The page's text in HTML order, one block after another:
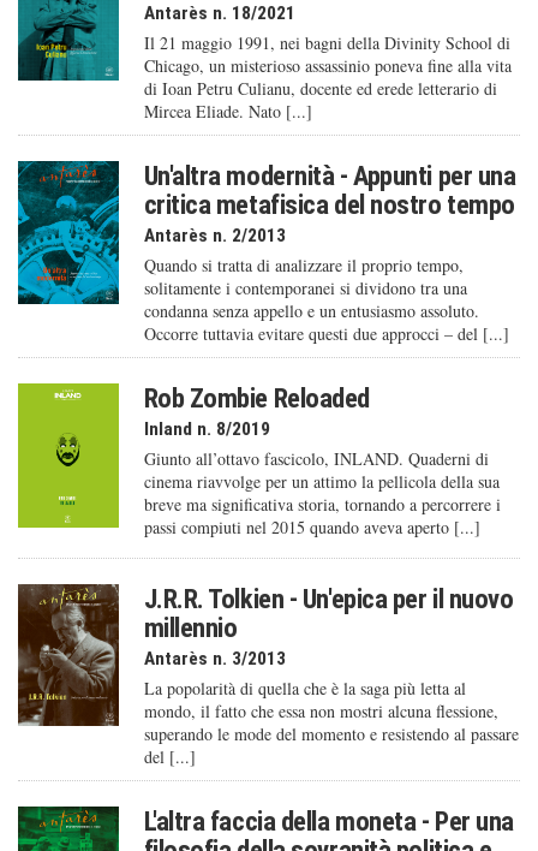
Antarès n. 18/2021
Il 21 maggio 1991, nei bagni della Divinity School di
Chicago, un misterioso assassinio poneva fine alla vita
di Ioan Petru Culianu, docente ed erede letterario di
Mircea Eliade. Nato [...]
Un'altra modernità - Appunti per una
critica metafisica del nostro tempo
Antarès n. 2/2013
Quando si tratta di analizzare il proprio tempo,
solitamente i contemporanei si dividono tra una
condanna senza appello e un entusiasmo assoluto.
Occorre tuttavia evitare questi due approcci – del [...]
Rob Zombie Reloaded
Inland n. 8/2019
Giunto all’ottavo fascicolo, INLAND. Quaderni di
cinema riavvolge per un attimo la pellicola della sua
breve ma significativa storia, tornando a percorrere i
passi compiuti nel 2015 quando aveva aperto [...]
J.R.R. Tolkien - Un'epica per il nuovo
millennio
Antarès n. 3/2013
La popolarità di quella che è la saga più letta al
mondo, il fatto che essa non mostri alcuna flessione,
superando le mode del momento e resistendo al passare
del [...]
L'altra faccia della moneta - Per una